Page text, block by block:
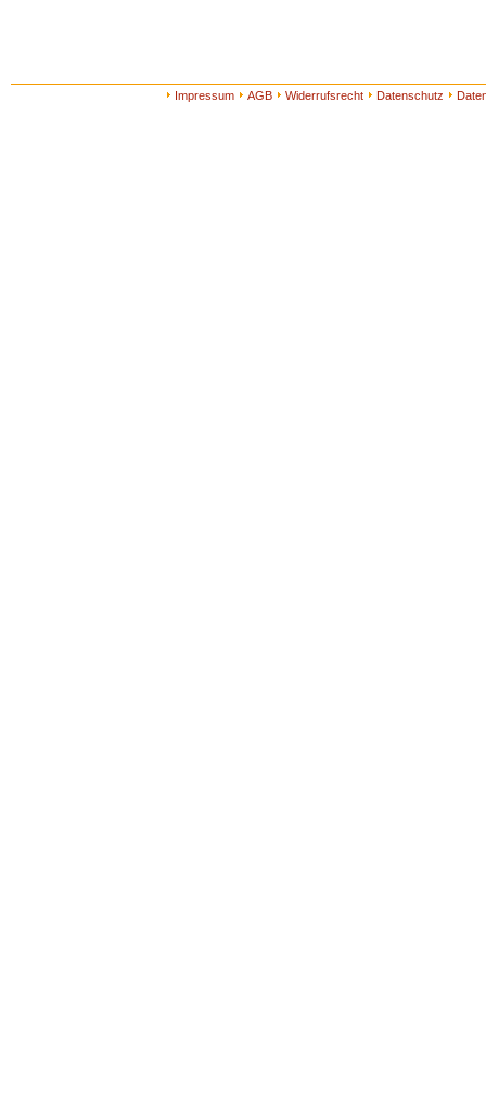
Impressum AGB Widerrufsrecht Datenschutz